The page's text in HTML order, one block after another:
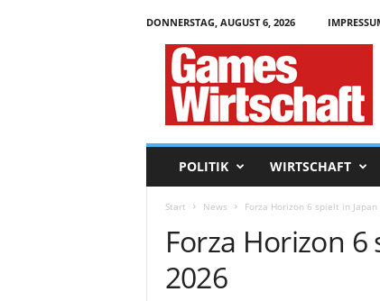
DONNERSTAG, AUGUST 6, 2026
POLITIK WIRTSCHAFT
Start News Forza Horizon 6 spielt in
Forza Horizon
2026